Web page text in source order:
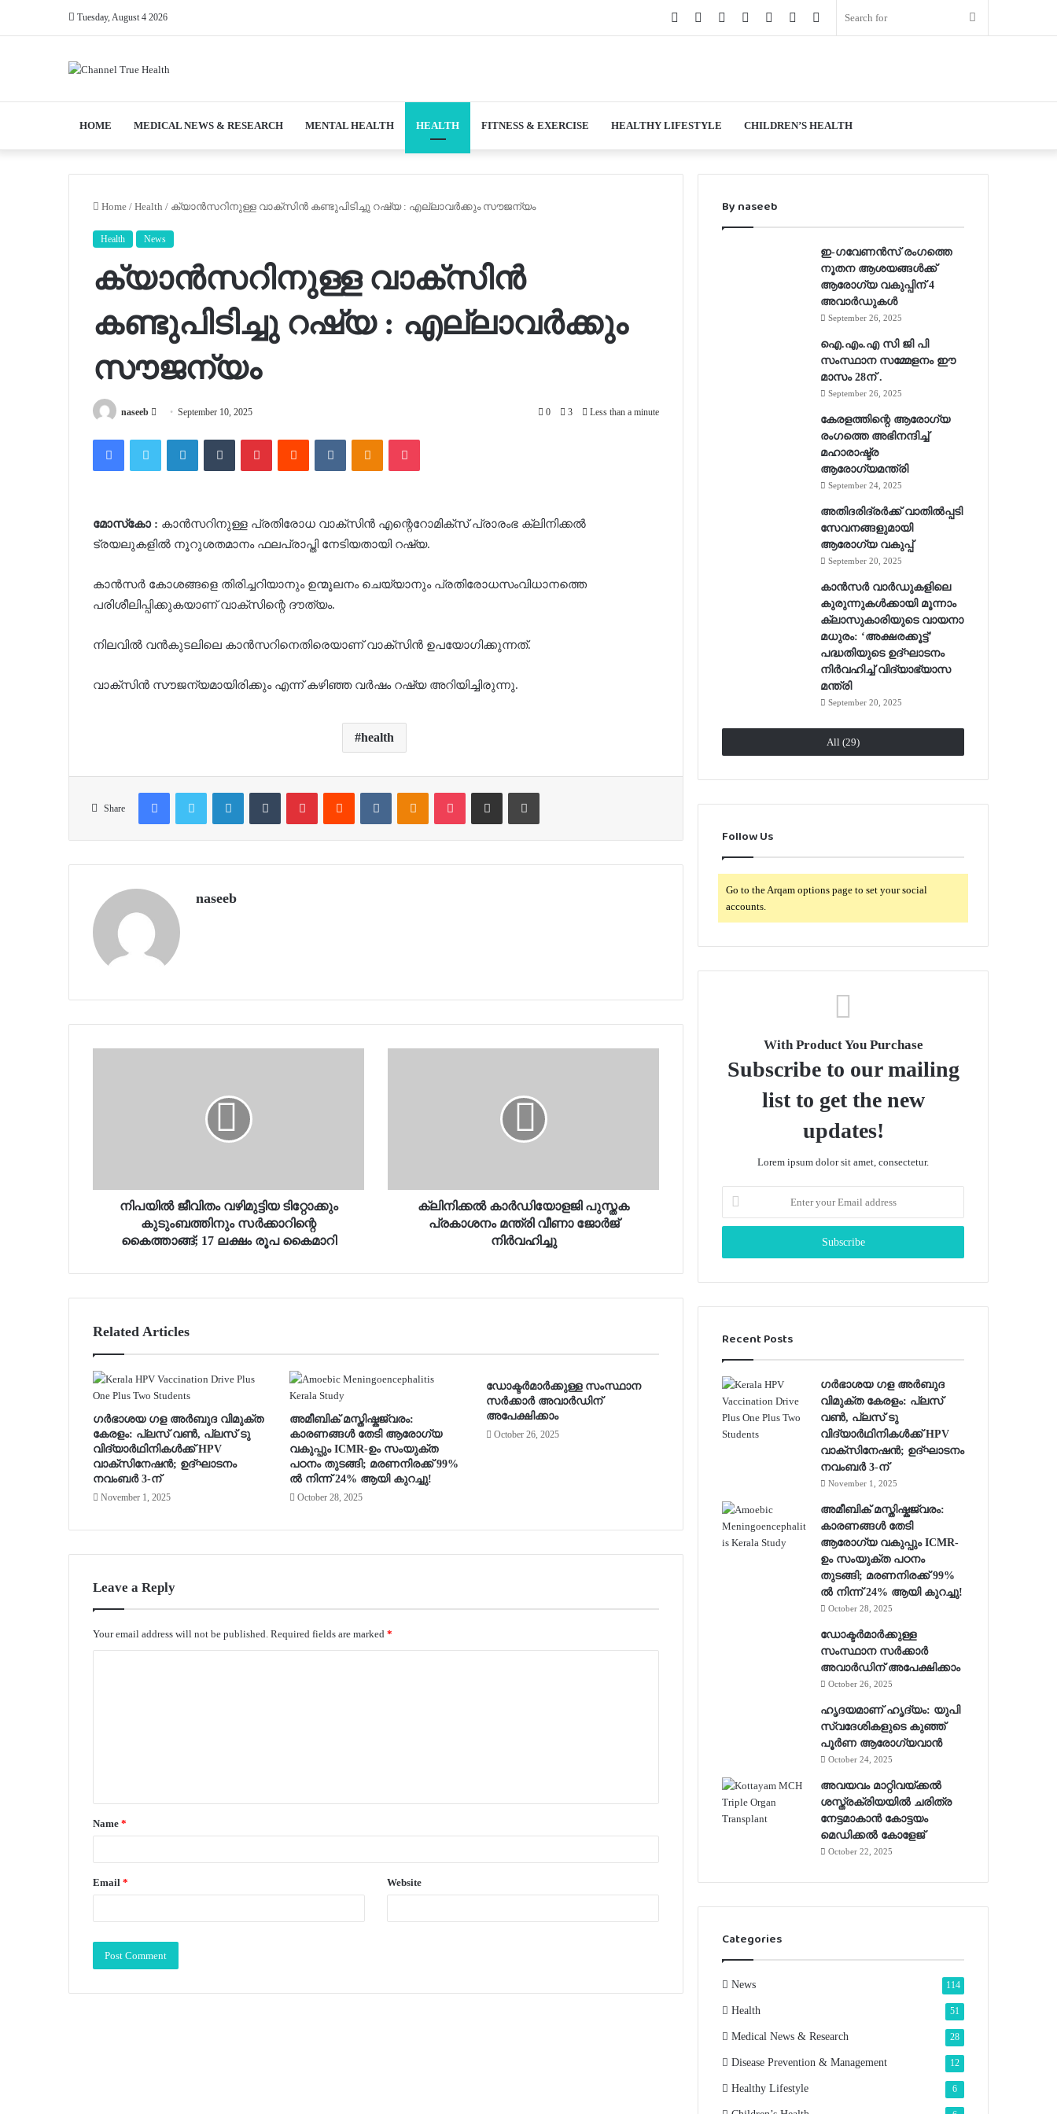
Tuesday, August 4 2026 Search
Sidebar
Random
Log
Instagram
YouTube
Twitter
Facebook
HOME MEDICAL NEWS & RESEARCH MENTAL HEALTH HEALTH FITNESS & EXERCISE HEALTHY LIFESTYLE CHILDREN’S HEALTH
Home / Health / ക്യാൻസറിനുള്ള വാക്‌സിൻ കണ്ടുപിടിച്ചു റഷ്യ : എല്ലാവർക്കും സൗജന്യം
Health News
ക്യാൻസറിനുള്ള വാക്‌സിൻ
കണ്ടുപിടിച്ചു റഷ്യ : എല്ലാവർക്കും
സൗജന്യം
naseeb
Send September 10, 2025 0 3 Less than a minute
FacebookTwitter LinkedInTumblr PinterestReddit VKontakteOdnoklassniki
Pocket
മോസ്‌കോ : കാൻസറിനുള്ള പ്രതിരോധ വാക്സിൻ എന്റെറോമിക്സ് പ്രാരംഭ ക്ലിനിക്കൽ
ട്രയലുകളിൽ നൂറുശതമാനം ഫലപ്രാപ്തി നേടിയതായി റഷ്യ.
കാൻസർ കോശങ്ങളെ തിരിച്ചറിയാനും ഉന്മൂലനം ചെയ്യാനും പ്രതിരോധസംവിധാനത്തെ
പരിശീലിപ്പിക്കുകയാണ് വാക്സിന്റെ ദൗത്യം.
നിലവിൽ വൻകുടലിലെ കാൻസറിനെതിരെയാണ് വാക്സിൻ ഉപയോ​ഗിക്കുന്നത്.
വാക്‌സിൻ സൗജന്യമായിരിക്കും എന്ന് കഴിഞ്ഞ വർഷം റഷ്യ അറിയിച്ചിരുന്നു.
health
Share
FacebookTwitter LinkedInTumblr PinterestReddit VKontakteOdnoklassniki
Pocket Share via Email Print
naseeb
നിപയില്‍ ജീവിതം വഴിമുട്ടിയ ടിറ്റോക്കും
കുടുംബത്തിനും സര്‍ക്കാറിന്റെ
കൈത്താങ്ങ്; 17 ലക്ഷം രൂപ കൈമാറി
ക്ലിനിക്കല്‍ കാര്‍ഡിയോളജി പുസ്തക
പ്രകാശനം മന്ത്രി വീണാ ജോര്‍ജ്
നിര്‍വഹിച്ചു
Related Articles
ഗർഭാശയ ഗള അർബുദ വിമുക്ത
കേരളം: പ്ലസ് വൺ, പ്ലസ് ടു
വിദ്യാർഥിനികൾക്ക് HPV
വാക്‌സിനേഷൻ; ഉദ്ഘാടനം
നവംബർ 3-ന്
November 1, 2025
അമീബിക് മസ്തിഷ്കജ്വരം:
കാരണങ്ങൾ തേടി ആരോഗ്യ
വകുപ്പും ICMR-ഉം സംയുക്ത
പഠനം തുടങ്ങി; മരണനിരക്ക് 99%
ൽ നിന്ന് 24% ആയി കുറച്ചു!
October 28, 2025
ഡോക്ടർമാർക്കുള്ള സംസ്ഥാന
സർക്കാർ അവാർഡിന്
അപേക്ഷിക്കാം
October 26, 2025
Leave a Reply
Your email address will not be published. Required fields are marked *
t
*
Name *
Email * Website
By naseeb
ഇ-ഗവേണന്‍സ് രംഗത്തെ
നൂതന ആശയങ്ങള്‍ക്ക്
ആരോഗ്യ വകുപ്പിന് 4
അവാര്‍ഡുകള്‍
September 26, 2025
ഐ.എം.എ സി ജി പി
സംസ്ഥാന സമ്മേളനം ഈ
മാസം 28ന് .
September 26, 2025
കേരളത്തിന്റെ ആരോഗ്യ
രംഗത്തെ അഭിനന്ദിച്ച്
മഹാരാഷ്ട്ര
ആരോഗ്യമന്ത്രി
September 24, 2025
അതിദരിദ്രര്‍ക്ക് വാതില്‍പ്പടി
സേവനങ്ങളുമായി
ആരോഗ്യ വകുപ്പ്
September 20, 2025
കാൻസർ വാർഡുകളിലെ
കുരുന്നുകൾക്കായി മൂന്നാം
ക്ലാസുകാരിയുടെ വായനാ
മധുരം: ‘അക്ഷരക്കൂട്ട്’
പദ്ധതിയുടെ ഉദ്ഘാടനം
നിർവഹിച്ച് വിദ്യാഭ്യാസ
മന്ത്രി
September 20, 2025
All (29)
Follow Us
Go to the Arqam options page to set your social
accounts.
With Product You Purchase
Subscribe to our mailing
list to get the new
updates!
Lorem ipsum dolor sit amet, consectetur.
your
Email
Recent Posts
ഗർഭാശയ ഗള അർബുദ
വിമുക്ത കേരളം: പ്ലസ്
വൺ, പ്ലസ് ടു
വിദ്യാർഥിനികൾക്ക് HPV
വാക്‌സിനേഷൻ; ഉദ്ഘാടനം
നവംബർ 3-ന്
November 1, 2025
അമീബിക് മസ്തിഷ്കജ്വരം:
കാരണങ്ങൾ തേടി
ആരോഗ്യ വകുപ്പും ICMR-
ഉം സംയുക്ത പഠനം
തുടങ്ങി; മരണനിരക്ക് 99%
ൽ നിന്ന് 24% ആയി കുറച്ചു!
October 28, 2025
ഡോക്ടർമാർക്കുള്ള
സംസ്ഥാന സർക്കാർ
അവാർഡിന് അപേക്ഷിക്കാം
October 26, 2025
ഹൃദയമാണ് ഹൃദ്യം: യുപി
സ്വദേശികളുടെ കുഞ്ഞ്
പൂര്‍ണ ആരോഗ്യവാന്‍
October 24, 2025
അവയവം മാറ്റിവയ്ക്കല്‍
ശസ്ത്രക്രിയയില്‍ ചരിത്ര
നേട്ടമാകാന്‍ കോട്ടയം
മെഡിക്കല്‍ കോളേജ്
October 22, 2025
Categories
News 114
Health 51
Medical News & Research 28
Disease Prevention & Management 12
Healthy Lifestyle 6